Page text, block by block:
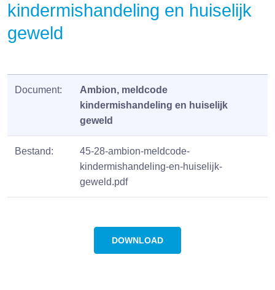
kindermishandeling en huiselijk
geweld
Document:
Ambion, meldcode
kindermishandeling en huiselijk
geweld
Bestand:
45-28-ambion-meldcode-
kindermishandeling-en-huiselijk-
geweld.pdf
DOWNLOAD